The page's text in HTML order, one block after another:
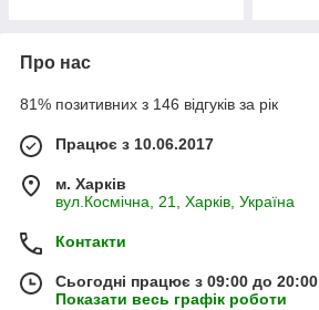
Про нас
81% позитивних з 146 відгуків за рік
Працює з 10.06.2017
м. Харків
вул.Космічна, 21, Харків, Україна
Контакти
Сьогодні працює з 09:00 до 20:00
Показати весь графік роботи